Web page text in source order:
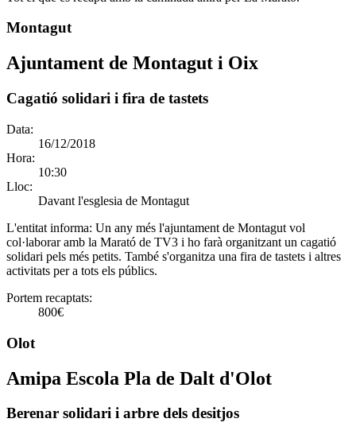
Montagut
Ajuntament de Montagut i Oix
Cagatió solidari i fira de tastets
Data:
16/12/2018
Hora:
10:30
Lloc:
Davant l'esglesia de Montagut
L'entitat informa: Un any més l'ajuntament de Montagut vol
col·laborar amb la Marató de TV3 i ho farà organitzant un cagatió
solidari pels més petits. També s'organitza una fira de tastets i altres
activitats per a tots els públics.
Portem recaptats:
800€
Olot
Amipa Escola Pla de Dalt d'Olot
Berenar solidari i arbre dels desitjos